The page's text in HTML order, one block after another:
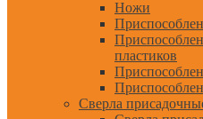
Ножи
пластиков
Сверла